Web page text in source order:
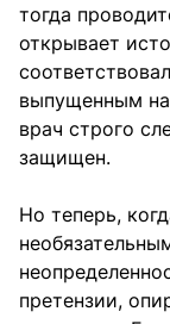
тогда
открывает
выпущенным
врач строго
защищен.
Но теперь,
претензии,